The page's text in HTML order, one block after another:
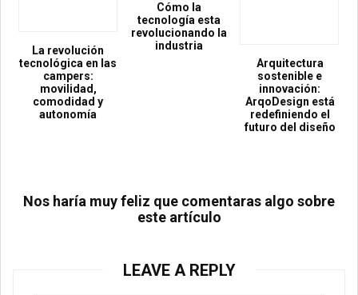
La revolución
tecnológica en las
campers:
movilidad,
comodidad y
autonomía
Cómo la
tecnología esta
revolucionando la
industria
Arquitectura
sostenible e
innovación:
ArqoDesign está
redefiniendo el
futuro del diseño
Nos haría muy feliz que comentaras algo sobre
este artículo
LEAVE A REPLY